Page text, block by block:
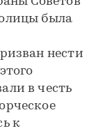
была
нести
в честь
к